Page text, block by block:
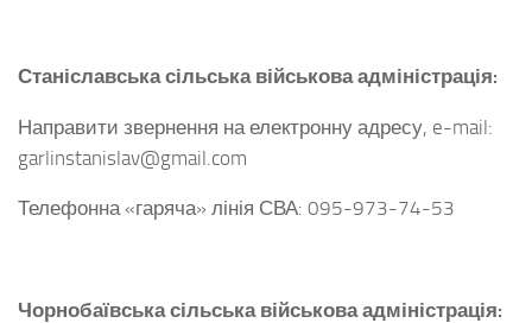
Станіславська сільська військова адміністрація:
Направити звернення на електронну адресу, e-mail:
garlinstanislav@gmail.com
Телефонна «гаряча» лінія СВА: 095-973-74-53
Чорнобаївська сільська військова адміністрація: